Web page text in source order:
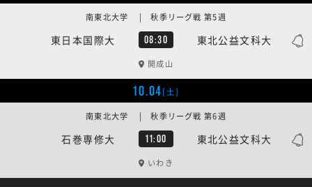
東日本国際大 08:30 東北公益文科大
南東北大学 | 秋季リーグ戦 第5週
開成山
10.04[土]
石巻専修大 11:00 東北公益文科大
南東北大学 | 秋季リーグ戦 第6週
いわき